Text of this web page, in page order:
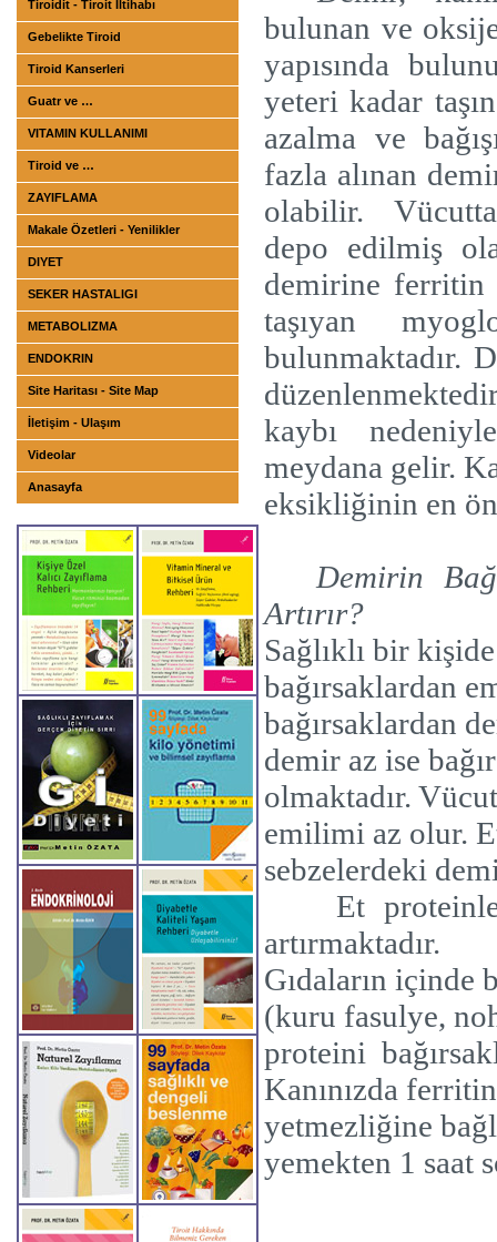
Tiroidit - Tiroit İltihabı
Gebelikte Tiroid
Tiroid Kanserleri
Guatr ve …
VITAMIN KULLANIMI
Tiroid ve …
ZAYIFLAMA
Makale Özetleri - Yenilikler
DIYET
SEKER HASTALIGI
METABOLIZMA
ENDOKRIN
Site Haritası - Site Map
İletişim - Ulaşım
Videolar
Anasayfa
bulunan ve
yapısında
yeteri kadar
azalma ve
fazla alınan
olabilir.
depo edilmiş
demirine
taşıyan
bulunmaktadır.
kaybı
meydana gelir.
eksikliğinin en
Demirin
Artırır?
Sağlıklı bir
bağırsaklardan
bağırsaklardan
demir az ise
olmaktadır.
emilimi az olur.
sebzelerdeki
Et
artırmaktadır.
Gıdaların içinde
(kuru fasulye,
proteini
Kanınızda
yetmezliğine
yemekten 1 saat